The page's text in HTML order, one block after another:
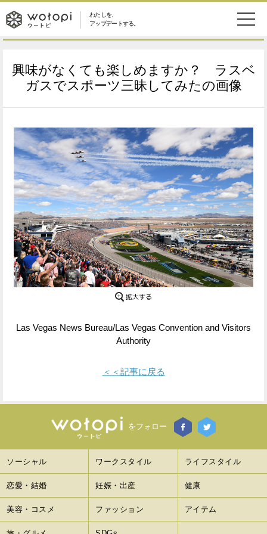
わたしを、
アップデートする。
wotopi
-
ウ
ー
ト
ピ
ニ
美容・コスメ 妊娠・出産
健康 ワークスタイル
ライフスタイル ファッション
ソーシャル SDGs
アイテム
検
索
ウートピとは？
る る
興味がなくても楽しめますか？ ラスベ
ガスでスポーツ三昧してみたの画像
Las Vegas News Bureau/Las Vegas Convention and Visitors
Authority
＜＜記事に戻る
をフォロー
ソーシャル ワークスタイル ライフスタイル
恋愛・結婚 妊娠・出産 健康
美容・コスメ ファッション アイテム